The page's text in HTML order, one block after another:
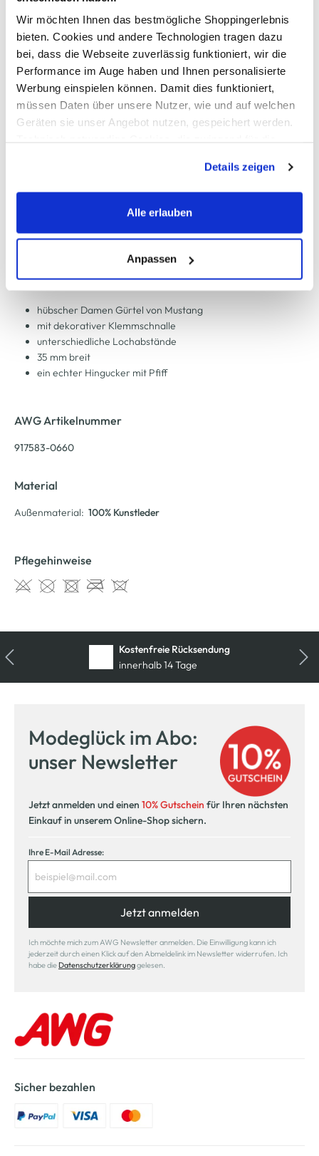
Wir möchten Ihnen das bestmögliche Shoppingerlebnis
bieten. Cookies und andere Technologien tragen dazu
bei, dass die Webseite zuverlässig funktioniert, wir die
Performance im Auge haben und Ihnen personalisierte
Werbung einspielen können. Damit dies funktioniert,
müssen Daten über unsere Nutzer, wie und auf welchen
Geräten sie unser Angebot nutzen, gespeichert werden.
werden, werden bei der Nutzung der Webseite auf jeden
Fall gesetzt. Cookies von Drittanbietern für Analyse- oder
Trackingzwecke werden nur dann aktiviert, wenn Sie das
erlauben" bzw. "Alle erlauben" klicken. Mehr dazu
(einschließlich der Möglichkeit, die Einwilligungserklärung
zu ändern oder zu widerrufen) erfahren Sie in unserem
Cookie-Hinweisbzw. derDatenschutzerklärung.
Details zeigen
Alle erlauben
Anpassen
In den Warenkorb
Schneller DHL Versand: in 1–3 Werktagen
Kostenfreie Rücksendung innerhalb 14 Tage
Zur Wunschliste hinzufügen
hübscher Damen Gürtel von Mustang
mit dekorativer Klemmschnalle
unterschiedliche Lochabstände
35 mm breit
ein echter Hingucker mit Pfiff
AWG Artikelnummer
917583-0660
Material
Außenmaterial: 100% Kunstleder
Pflegehinweise
Kostenfreie Rücksendung
innerhalb 14 Tage
Modeglück im Abo:
unser Newsletter
Jetzt anmelden und einen 10% Gutschein für Ihren nächsten
Einkauf in unserem Online-Shop sichern.
Ihre E-Mail Adresse:
Jetzt anmelden
Ich möchte mich zum AWG Newsletter anmelden. Die Einwilligung kann ich
jederzeit durch einen Klick auf den Abmeldelink im Newsletter widerrufen. Ich
habe die Datenschutzerklärunggelesen.
Sicher bezahlen